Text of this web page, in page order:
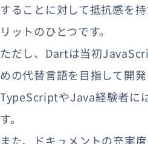
することに対して抵抗感を
リットのひとつです。
ただし、Dartは当初
めの代替言語を目指して開発
TypeScriptやJava経験者に
す。
また、ドキュメントの充実